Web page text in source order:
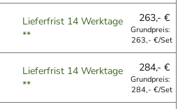
Lieferfrist 14 Werktage
**
263,- €
Grundpreis:
263,- €/Set
Lieferfrist 14 Werktage
**
284,- €
Grundpreis:
284,- €/Set